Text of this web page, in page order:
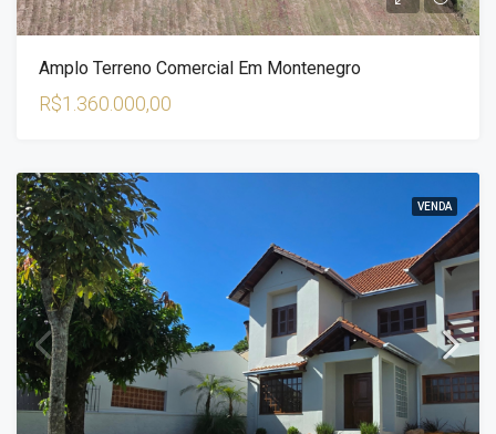
Amplo Terreno Comercial Em Montenegro
R$1.360.000,00
VENDA